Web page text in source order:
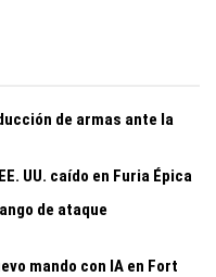
de armas ante la
UU. caído en Furia Épica
de ataque
mando con IA en Fort